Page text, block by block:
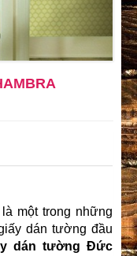
một trong những
dán tường đầu
dán tường Đức